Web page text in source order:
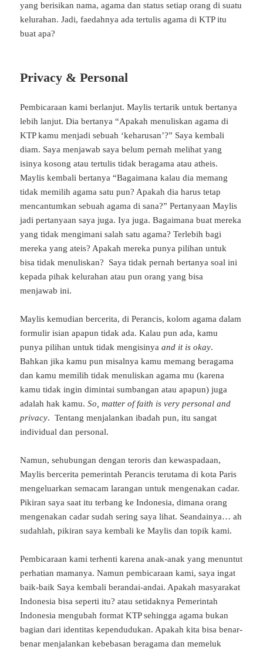
yang berisikan nama, agama dan status setiap orang di suatu
kelurahan. Jadi, faedahnya ada tertulis agama di KTP itu
buat apa?
Privacy & Personal
Pembicaraan kami berlanjut. Maylis tertarik untuk bertanya
lebih lanjut. Dia bertanya “Apakah menuliskan agama di
KTP kamu menjadi sebuah ‘keharusan’?” Saya kembali
diam. Saya menjawab saya belum pernah melihat yang
isinya kosong atau tertulis tidak beragama atau atheis.
Maylis kembali bertanya “Bagaimana kalau dia memang
tidak memilih agama satu pun? Apakah dia harus tetap
mencantumkan sebuah agama di sana?” Pertanyaan Maylis
jadi pertanyaan saya juga. Iya juga. Bagaimana buat mereka
yang tidak mengimani salah satu agama? Terlebih bagi
mereka yang ateis? Apakah mereka punya pilihan untuk
bisa tidak menuliskan? Saya tidak pernah bertanya soal ini
kepada pihak kelurahan atau pun orang yang bisa
menjawab ini.
Maylis kemudian bercerita, di Perancis, kolom agama dalam
formulir isian apapun tidak ada. Kalau pun ada, kamu
punya pilihan untuk tidak mengisinyaand it is okay.
Bahkan jika kamu pun misalnya kamu memang beragama
dan kamu memilih tidak menuliskan agama mu (karena
kamu tidak ingin dimintai sumbangan atau apapun) juga
adalah hak kamu.So, matter of faith is very personal and
privacy. Tentang menjalankan ibadah pun, itu sangat
individual dan personal.
Namun, sehubungan dengan teroris dan kewaspadaan,
Maylis bercerita pemerintah Perancis terutama di kota Paris
mengeluarkan semacam larangan untuk mengenakan cadar.
Pikiran saya saat itu terbang ke Indonesia, dimana orang
mengenakan cadar sudah sering saya lihat. Seandainya… ah
sudahlah, pikiran saya kembali ke Maylis dan topik kami.
Pembicaraan kami terhenti karena anak-anak yang menuntut
perhatian mamanya. Namun pembicaraan kami, saya ingat
baik-baik Saya kembali berandai-andai. Apakah masyarakat
Indonesia bisa seperti itu? atau setidaknya Pemerintah
Indonesia mengubah format KTP sehingga agama bukan
bagian dari identitas kependudukan. Apakah kita bisa benar-
benar menjalankan kebebasan beragama dan memeluk